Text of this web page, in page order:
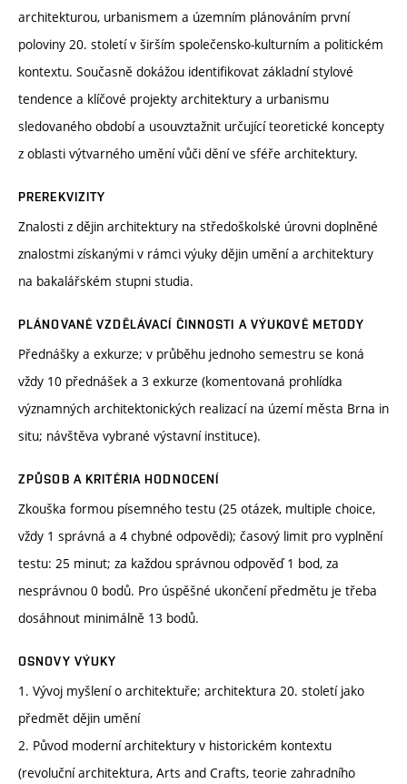
architekturou, urbanismem a územním plánováním první
poloviny 20. století v širším společensko-kulturním a politickém
kontextu. Současně dokážou identifikovat základní stylové
tendence a klíčové projekty architektury a urbanismu
sledovaného období a usouvztažnit určující teoretické koncepty
z oblasti výtvarného umění vůči dění ve sféře architektury.
PREREKVIZITY
Znalosti z dějin architektury na středoškolské úrovni doplněné
znalostmi získanými v rámci výuky dějin umění a architektury
na bakalářském stupni studia.
PLÁNOVANÉ VZDĚLÁVACÍ ČINNOSTI A VÝUKOVÉ METODY
Přednášky a exkurze; v průběhu jednoho semestru se koná
vždy 10 přednášek a 3 exkurze (komentovaná prohlídka
významných architektonických realizací na území města Brna in
situ; návštěva vybrané výstavní instituce).
ZPŮSOB A KRITÉRIA HODNOCENÍ
Zkouška formou písemného testu (25 otázek, multiple choice,
vždy 1 správná a 4 chybné odpovědi); časový limit pro vyplnění
testu: 25 minut; za každou správnou odpověď 1 bod, za
nesprávnou 0 bodů. Pro úspěšné ukončení předmětu je třeba
dosáhnout minimálně 13 bodů.
OSNOVY VÝUKY
1. Vývoj myšlení o architektuře; architektura 20. století jako
předmět dějin umění
2. Původ moderní architektury v historickém kontextu
(revoluční architektura, Arts and Crafts, teorie zahradního